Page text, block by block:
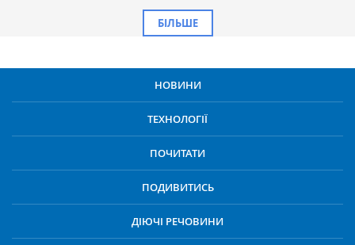
БІЛЬШЕ
НОВИНИ
ТЕХНОЛОГІЇ
ПОЧИТАТИ
ПОДИВИТИСЬ
ДІЮЧІ РЕЧОВИНИ